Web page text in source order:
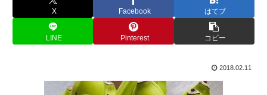
X Facebook はてブ
LINE Pinterest コピー
2018.02.11